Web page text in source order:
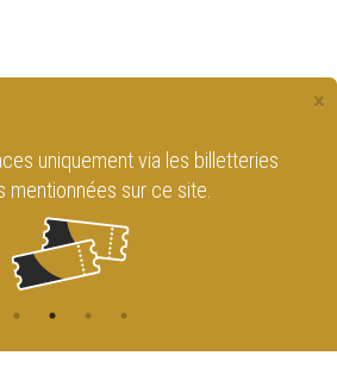
×
uniquement via les billetteries
mentionnées sur ce site.